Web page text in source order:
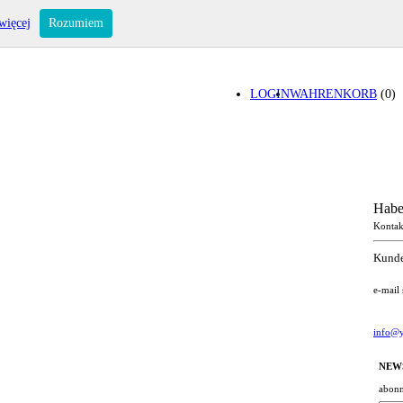
WAHRENKORB (0)
LOGIN
e-mail
Rozumiem